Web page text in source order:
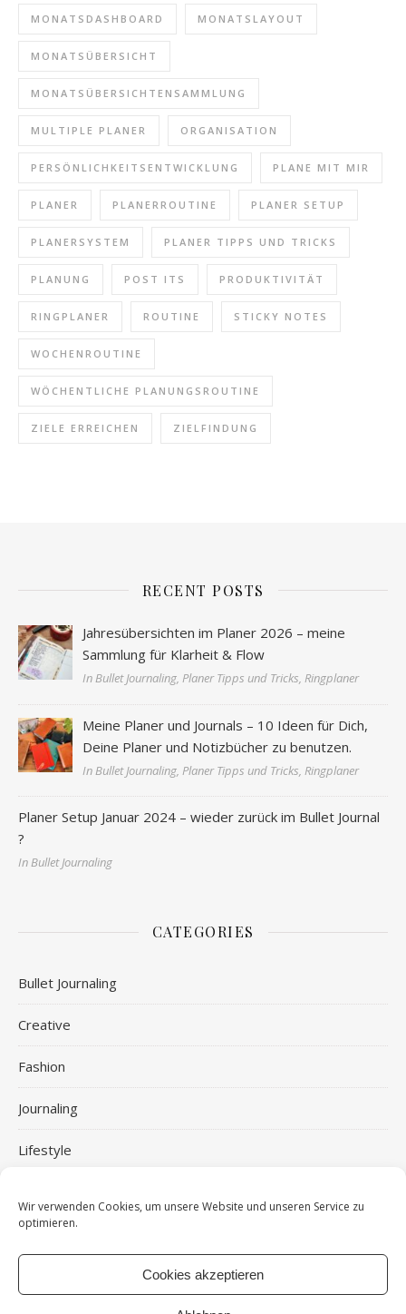
Wir verwenden Cookies, um unsere Website und unseren Service zu
optimieren.
Cookies akzeptieren
MONATSDASHBOARD MONATSLAYOUT
MONATSÜBERSICHT
MONATSÜBERSICHTENSAMMLUNG
MULTIPLE PLANER ORGANISATION
PERSÖNLICHKEITSENTWICKLUNG PLANE MIT MIR
PLANER PLANERROUTINE PLANER SETUP
PLANERSYSTEM PLANER TIPPS UND TRICKS
PLANUNG POST ITS PRODUKTIVITÄT
RINGPLANER ROUTINE STICKY NOTES
WOCHENROUTINE
WÖCHENTLICHE PLANUNGSROUTINE
ZIELE ERREICHEN ZIELFINDUNG
RECENT POSTS
Jahresübersichten im Planer 2026 – meine
Sammlung für Klarheit & Flow
In Bullet Journaling, Planer Tipps und Tricks, Ringplaner
Meine Planer und Journals – 10 Ideen für Dich,
Deine Planer und Notizbücher zu benutzen.
In Bullet Journaling, Planer Tipps und Tricks, Ringplaner
Planer Setup Januar 2024 – wieder zurück im Bullet Journal
?
In Bullet Journaling
CATEGORIES
Bullet Journaling
Creative
Fashion
Journaling
Lifestyle
Ringplaner